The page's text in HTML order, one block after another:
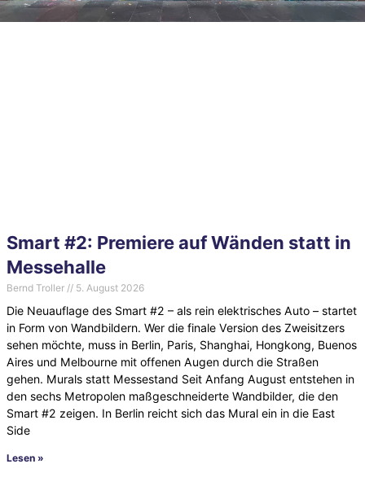
Smart #2: Premiere auf Wänden statt in
Messehalle
Bernd Troller 5. August 2026
Die Neuauflage des Smart #2 – als rein elektrisches Auto – startet
in Form von Wandbildern. Wer die finale Version des Zweisitzers
sehen möchte, muss in Berlin, Paris, Shanghai, Hongkong, Buenos
Aires und Melbourne mit offenen Augen durch die Straßen
gehen. Murals statt Messestand Seit Anfang August entstehen in
den sechs Metropolen maßgeschneiderte Wandbilder, die den
Smart #2 zeigen. In Berlin reicht sich das Mural ein in die East
Side
Lesen »